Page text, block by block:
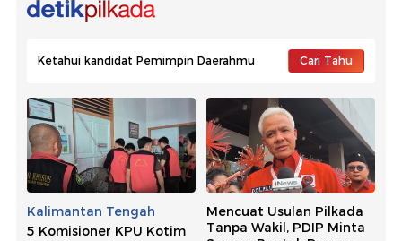
Ketahui kandidat Pemimpin Daerahmu Cari Tahu
Kalimantan Tengah
5 Komisioner KPU Kotim
Mencuat Usulan Pilkada
Tanpa Wakil, PDIP Minta